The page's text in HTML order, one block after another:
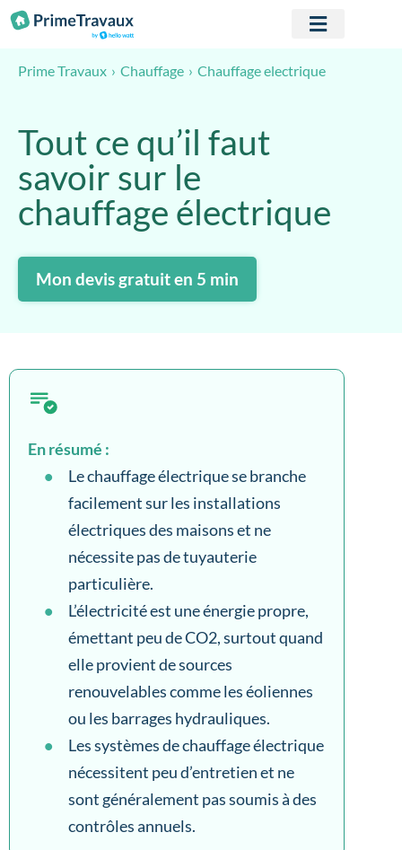
Passer au contenu
Prime Travaux Chauffage Chauffage electrique
Tout ce qu’il faut
savoir sur le
chauffage électrique
Mon devis gratuit en 5 min
En résumé :
Le chauffage électrique se branche
facilement sur les installations
électriques des maisons et ne
nécessite pas de tuyauterie
particulière.
L’électricité est une énergie propre,
émettant peu de CO2, surtout quand
elle provient de sources
renouvelables comme les éoliennes
ou les barrages hydrauliques.
Les systèmes de chauffage électrique
nécessitent peu d’entretien et ne
sont généralement pas soumis à des
contrôles annuels.